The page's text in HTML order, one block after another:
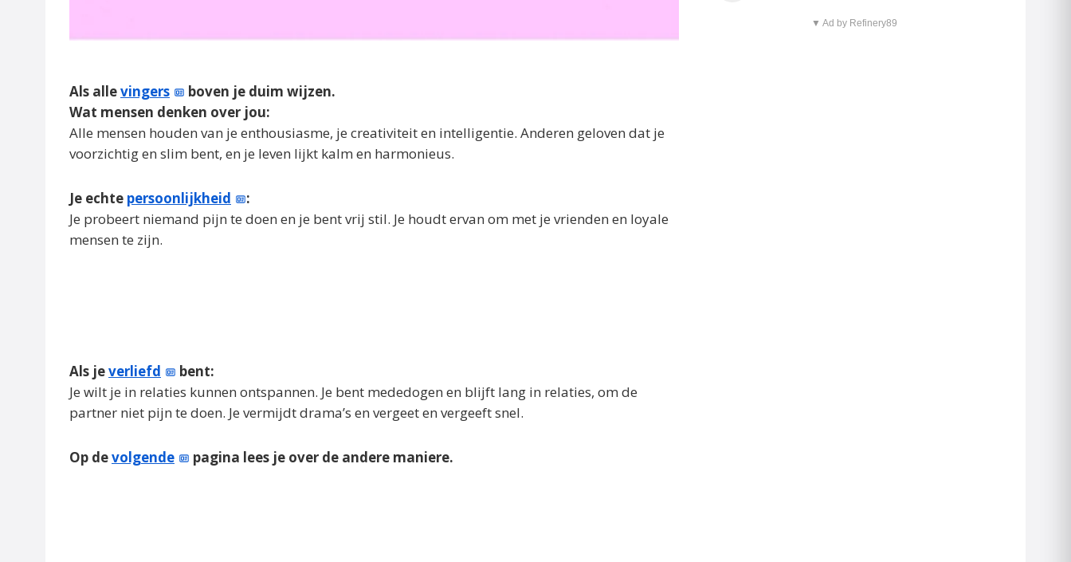
Als allevingers
boven je duim wijzen.
Wat mensen denken over jou:
Alle mensen houden van je enthousiasme, je creativiteit en intelligentie. Anderen geloven dat je
voorzichtig en slim bent, en je leven lijkt kalm en harmonieus.
Je echte persoonlijkheid
:
Je probeert niemand pijn te doen en je bent vrij stil. Je houdt ervan om met je vrienden en loyale
mensen te zijn.
Als jeverliefd
bent:
Je wilt je in relaties kunnen ontspannen. Je bent mededogen en blijft lang in relaties, om de
partner niet pijn te doen. Je vermijdt drama’s en vergeet en vergeeft snel.
Op devolgende pagina lees je over de andere maniere.
▼ Ad by Refinery89